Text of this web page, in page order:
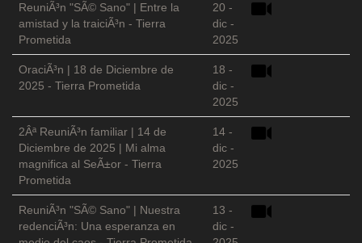
ReuniÃ³n "SÃ© Sano" | Entre la
amistad y la traiciÃ³n - Tierra
Prometida
20 -
dic -
2025
OraciÃ³n | 18 de Diciembre de
2025 - Tierra Prometida
18 -
dic -
2025
2Âª ReuniÃ³n familiar | 14 de
Diciembre de 2025 | Mi alma
magnifica al SeÃ±or - Tierra
Prometida
14 -
dic -
2025
ReuniÃ³n "SÃ© Sano" | Nuestra
redenciÃ³n: Una esperanza en
13 -
dic -